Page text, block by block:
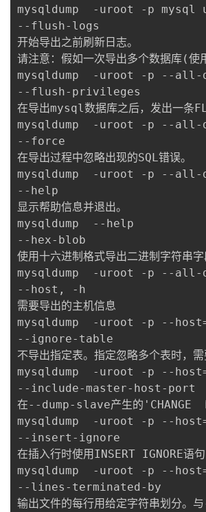
mysqldump  -uroot -p mysql
--flush-logs
开始导出之前刷新日志。
请注意：假如一次导出多个数据
mysqldump  -uroot -p --
--flush-privileges
在导出mysql数据库之后，发出一条
mysqldump  -uroot -p --
--force
在导出过程中忽略出现的SQL错误。
mysqldump  -uroot -p --all-
--help
显示帮助信息并退出。
mysqldump  --help
--hex-blob
使用十六进制格式导出二进制字符串
mysqldump  -uroot -p --all-
--host, -h
需要导出的主机信息
mysqldump  -uroot -p --
--ignore-table
不导出指定表。指定忽略多个表
mysqldump  -uroot -p --
--include-master-host-port
在--dump-slave产生的'CHANGE
mysqldump  -uroot -p --
--insert-ignore
在插入行时使用INSERT IGNORE语
mysqldump  -uroot -p --
--lines-terminated-by
输出文件的每行用给定字符串划